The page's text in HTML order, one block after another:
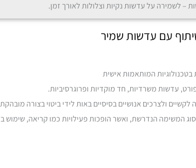
– לשמירה על עדשות נקיות וצלולות לאורך זמן.
המותאמות אישית
עדשות משרדיות, חד מוקדיות ופרוגרסיביות.
ולצרכים אנושיים בסיסיים באות לידי ביטוי בצורה
המשימה הנדרשת, ואשר הופכות פעילויות כמו קריאה, שימוש